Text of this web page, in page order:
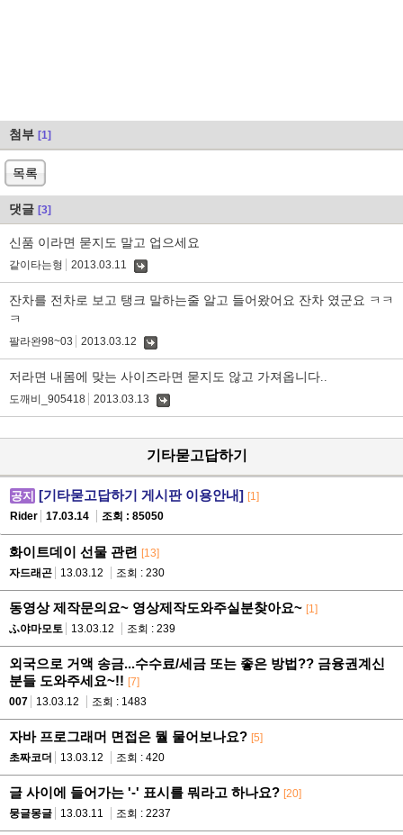
첨부 [1]
목록
댓글 [3]
신품 이라면 묻지도 말고 업으세요
같이타는형 2013.03.11
잔차를 전차로 보고 탱크 말하는줄 알고 들어왔어요 잔차 였군요 ㅋㅋ
ㅋ
팔라완98~03 2013.03.12
저라면 내몸에 맞는 사이즈라면 묻지도 않고 가져옵니다..
도깨비_905418 2013.03.13
기타묻고답하기
공지 [기타묻고답하기 게시판 이용안내] [1]
Rider
17.03.14 조회 : 85050
화이트데이 선물 관련 [13]
자드래곤
13.03.12 조회 : 230
동영상 제작문의요~ 영상제작도와주실분찾아요~ [1]
ふ야마모토
13.03.12 조회 : 239
외국으로 거액 송금...수수료/세금 또는 좋은 방법?? 금융권계신
분들 도와주세요~!! [7]
007
13.03.12 조회 : 1483
자바 프로그래머 면접은 뭘 물어보나요? [5]
초짜코더
13.03.12 조회 : 420
글 사이에 들어가는 '-' 표시를 뭐라고 하나요? [20]
뭉글몽글
13.03.11 조회 : 2237